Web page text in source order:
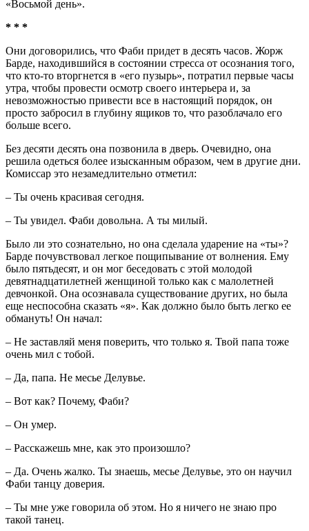
«Восьмой день».
* * *
Они договорились, что Фаби придет в десять часов. Жорж
Барде, находившийся в состоянии стресса от осознания того,
что кто-то вторгнется в «его пузырь», потратил первые часы
утра, чтобы провести осмотр своего интерьера и, за
невозможностью привести все в настоящий порядок, он
просто забросил в глубину ящиков то, что разоблачало его
больше всего.
Без десяти десять она позвонила в дверь. Очевидно, она
решила одеться более изысканным образом, чем в другие дни.
Комиссар это незамедлительно отметил:
– Ты очень красивая сегодня.
– Ты увидел. Фаби довольна. А ты милый.
Было ли это сознательно, но она сделала ударение на «ты»?
Барде почувствовал легкое пощипывание от волнения. Ему
было пятьдесят, и он мог беседовать с этой молодой
девятнадцатилетней женщиной только как с малолетней
девчонкой. Она осознавала существование других, но была
еще неспособна сказать «я». Как должно было быть легко ее
обмануть! Он начал:
– Не заставляй меня поверить, что только я. Твой папа тоже
очень мил с тобой.
– Да, папа. Не месье Делувье.
– Вот как? Почему, Фаби?
– Он умер.
– Расскажешь мне, как это произошло?
– Да. Очень жалко. Ты знаешь, месье Делувье, это он научил
Фаби танцу доверия.
– Ты мне уже говорила об этом. Но я ничего не знаю про
такой танец.